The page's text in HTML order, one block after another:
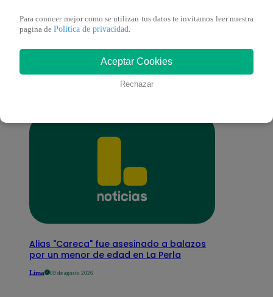
También te puede
interesar
Alias "Careca" fue asesinado a balazos
por un menor de edad en La Perla
Lima 09 de agosto 2026
Para conocer mejor como se utilizan tus datos te invitamos leer nuestra
pagina de Política de privacidad
Aceptar Cookies
Rechazar